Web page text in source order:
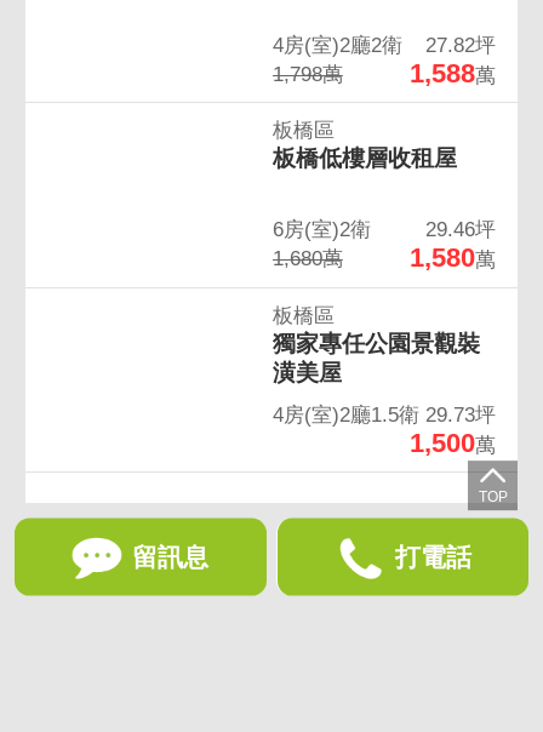
4房(室)2廳2衛
27.82坪
1,798萬
1,588萬
板橋區
板橋低樓層收租屋
6房(室)2衛
29.46坪
1,680萬
1,580萬
板橋區
獨家專任公園景觀裝
潢美屋
4房(室)2廳1.5衛 29.73坪
1,500萬
留訊息 打電話